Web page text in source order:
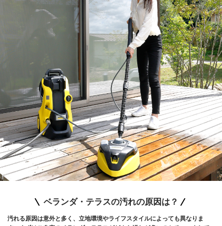
ベランダ・テラスの汚れの原因は？
汚れる原因は意外と多く、立地環境やライフスタイルによっても異なりま